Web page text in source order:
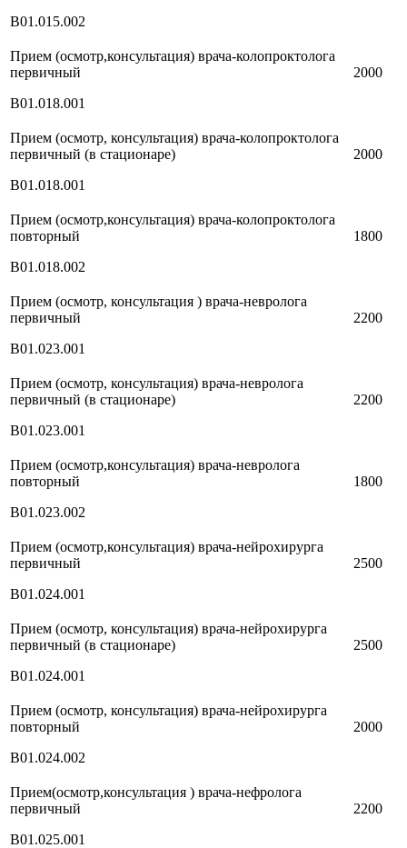
В01.015.002
Прием (осмотр,консультация) врача-колопроктолога
первичный
В01.018.001
2000
Прием (осмотр, консультация) врача-колопроктолога
первичный (в стационаре)
В01.018.001
2000
Прием (осмотр,консультация) врача-колопроктолога
повторный
В01.018.002
1800
Прием (осмотр, консультация ) врача-невролога
первичный
В01.023.001
2200
Прием (осмотр, консультация) врача-невролога
первичный (в стационаре)
В01.023.001
2200
Прием (осмотр,консультация) врача-невролога
повторный
В01.023.002
1800
Прием (осмотр,консультация) врача-нейрохирурга
первичный
В01.024.001
2500
Прием (осмотр, консультация) врача-нейрохирурга
первичный (в стационаре)
В01.024.001
2500
Прием (осмотр, консультация) врача-нейрохирурга
повторный
В01.024.002
2000
Прием(осмотр,консультация ) врача-нефролога
первичный
В01.025.001
2200